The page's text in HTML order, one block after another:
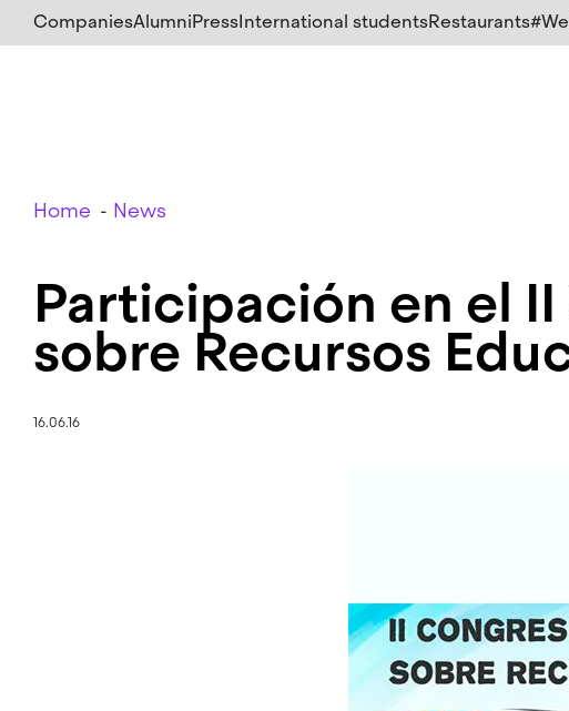
Skip
to
CompaniesAlumniPressInternational studentsRestaurants
Breadcrumb
Home News
Participación en el
sobre Recursos
16.06.16